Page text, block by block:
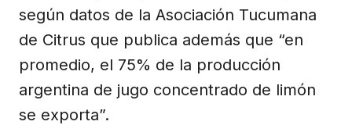
según datos de la Asociación Tucumana
de Citrus que publica además que “en
promedio, el 75% de la producción
argentina de jugo concentrado de limón
se exporta”.